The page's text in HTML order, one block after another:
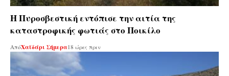
Η Πυροσβεστική εντόπισε την αιτία της
καταστροφικής φωτιάς στο Ποικίλο
ΑπόΧαϊδάρι Σήμερα 18 ώρες πριν